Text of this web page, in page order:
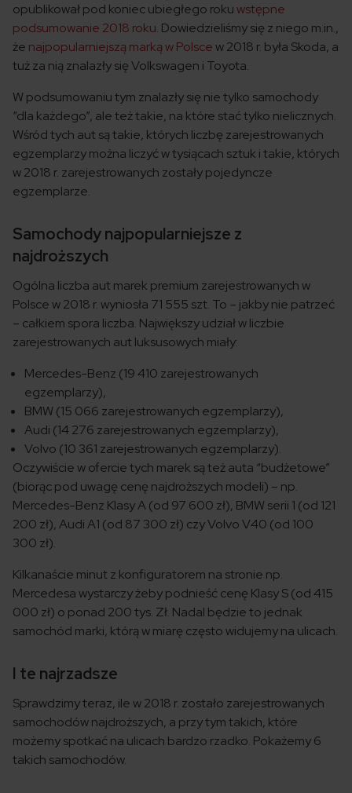
opublikował pod koniec ubiegłego rokuwstępne
podsumowanie 2018 roku. Dowiedzieliśmy się z niego m.in.,
że najpopularniejszą marką w Polscew 2018 r. była Skoda, a
tuż za nią znalazły się Volkswagen i Toyota.
W podsumowaniu tym znalazły się nie tylko samochody
“dla każdego”, ale też takie, na które stać tylko nielicznych.
Wśród tych aut są takie, których liczbę zarejestrowanych
egzemplarzy można liczyć w tysiącach sztuk i takie, których
w 2018 r. zarejestrowanych zostały pojedyncze
egzemplarze.
Samochody najpopularniejsze z
najdroższych
Ogólna liczba aut marek premium zarejestrowanych w
Polsce w 2018 r. wyniosła 71 555 szt. To – jakby nie patrzeć
– całkiem spora liczba. Największy udział w liczbie
zarejestrowanych aut luksusowych miały:
Mercedes-Benz (19 410 zarejestrowanych
egzemplarzy),
BMW (15 066 zarejestrowanych egzemplarzy),
Audi (14 276 zarejestrowanych egzemplarzy),
Volvo (10 361 zarejestrowanych egzemplarzy).
Oczywiście w ofercie tych marek są też auta “budżetowe”
(biorąc pod uwagę cenę najdroższych modeli) – np.
Mercedes-Benz Klasy A (od 97 600 zł), BMW serii 1 (od 121
200 zł), Audi A1 (od 87 300 zł) czy Volvo V40 (od 100
300 zł).
Kilkanaście minut z konfiguratorem na stronie np.
Mercedesa wystarczy żeby podnieść cenę Klasy S (od 415
000 zł) o ponad 200 tys. Zł. Nadal będzie to jednak
samochód marki, którą w miarę często widujemy na ulicach.
I te najrzadsze
Sprawdzimy teraz, ile w 2018 r. zostało zarejestrowanych
samochodów najdroższych, a przy tym takich, które
możemy spotkać na ulicach bardzo rzadko. Pokażemy 6
takich samochodów.